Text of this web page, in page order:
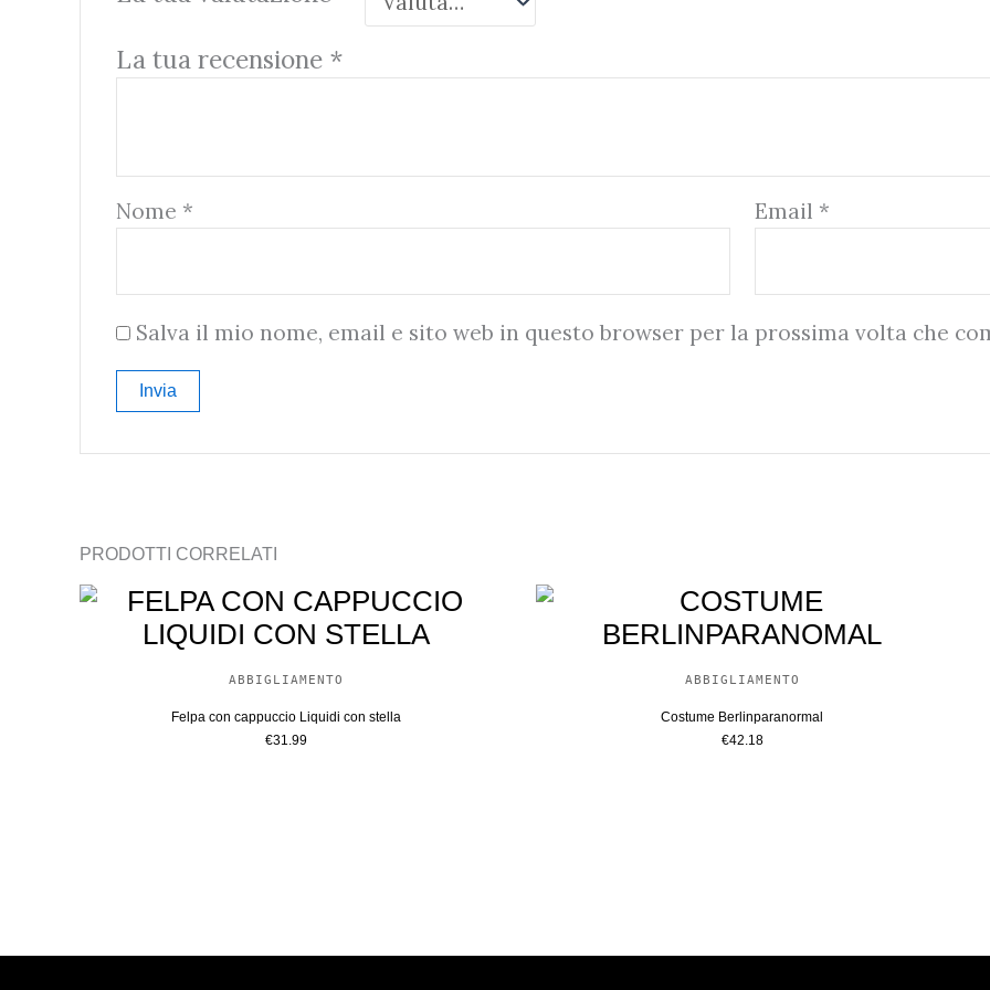
La tua recensione *
Nome * Email *
Salva il mio nome, email e sito web in questo browser per la prossima volta che
PRODOTTI CORRELATI
ABBIGLIAMENTO
Felpa con cappuccio Liquidi con stella
€31.99
ABBIGLIAMENTO
Costume Berlinparanormal
€42.18